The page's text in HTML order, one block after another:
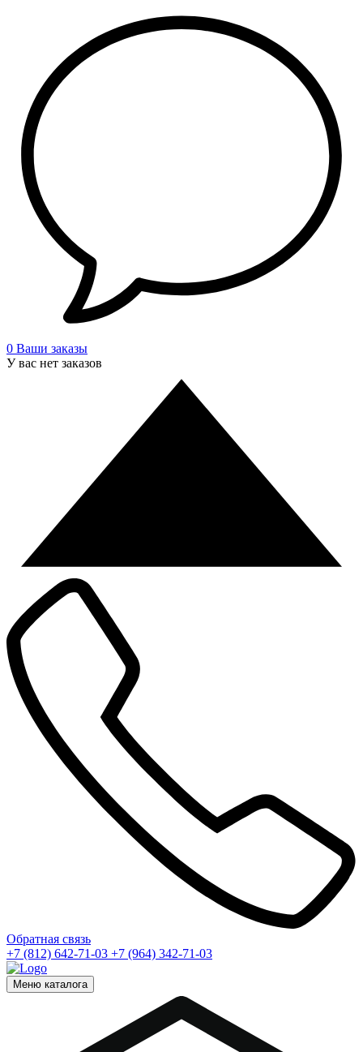
0 Ваши заказы
У вас нет заказов
Обратная связь
+7 (812) 642-71-03 +7 (964) 342-71-03
Меню каталога